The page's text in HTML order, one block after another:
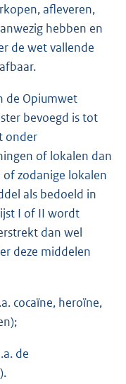
afleveren,
hebben en
de wet vallende
de Opiumwet
bevoegd is tot
onder
of lokalen dan
zodanige lokalen
als bedoeld in
I of II wordt
dan wel
deze middelen
cocaïne, heroïne,
de